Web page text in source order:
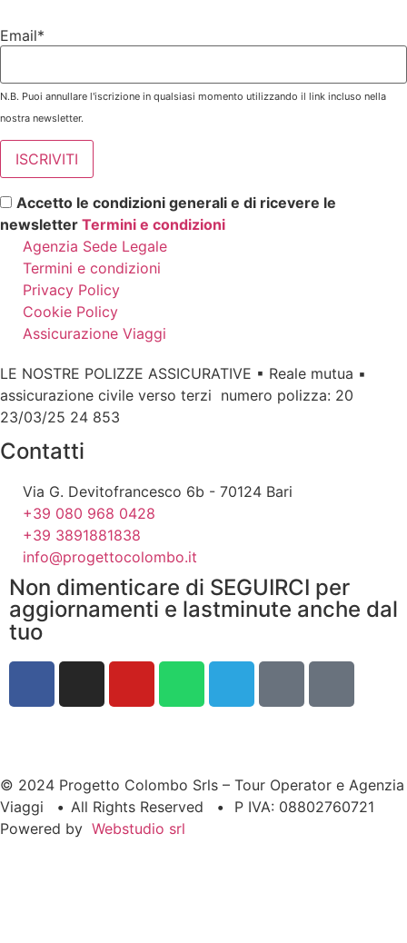
Contatti
Via G. Devitofrancesco 6b - 70124 Bari
+39 080 968 0428
+39 3891881838
info@progettocolombo.it
Agenzia Sede Legale
Termini e condizioni
Privacy Policy
Cookie Policy
Assicurazione Viaggi
LE NOSTRE POLIZZE ASSICURATIVE ▪ Reale mutua ▪
assicurazione civile verso terzi numero polizza: 20
23/03/25 24 853
Email*
N.B. Puoi annullare l'iscrizione in qualsiasi momento utilizzando il link incluso nella
nostra newsletter.
Accetto le condizioni generali e di ricevere le
newsletter Termini e condizioni
Non dimenticare di SEGUIRCI per
aggiornamenti e lastminute anche dal
tuo
© 2024 Progetto Colombo Srls – Tour Operator e Agenzia
Viaggi • All Rights Reserved • P IVA: 08802760721
Powered by Webstudio srl